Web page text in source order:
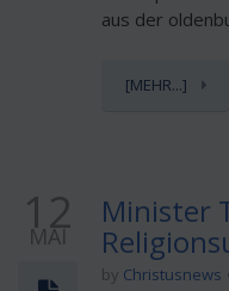
aus der
[MEHR...]
12
MAI
Minister
by Christusnews